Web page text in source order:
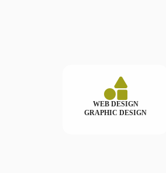
WEB DESIGN
GRAPHIC DESIGN